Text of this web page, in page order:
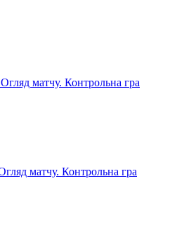
матчу. Контрольна гра
матчу. Контрольна гра